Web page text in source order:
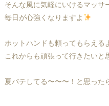
そんな風に気軽にいけるマッサ
毎日が心強くなりますよ
ホットハンドも頼ってもらえる
これからも頑張って行きたいと
夏バテしてる〜〜〜！と思った